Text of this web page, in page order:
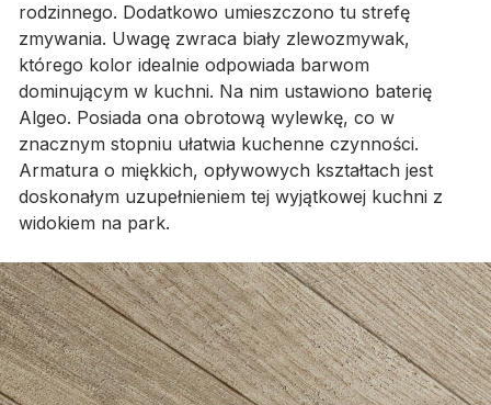
rodzinnego. Dodatkowo umieszczono tu strefę
zmywania. Uwagę zwraca biały zlewozmywak,
którego kolor idealnie odpowiada barwom
dominującym w kuchni. Na nim ustawiono baterię
Algeo. Posiada ona obrotową wylewkę, co w
znacznym stopniu ułatwia kuchenne czynności.
Armatura o miękkich, opływowych kształtach jest
doskonałym uzupełnieniem tej wyjątkowej kuchni z
widokiem na park.
Galeria